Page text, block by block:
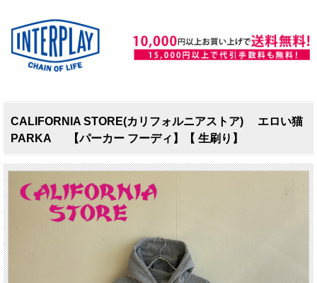
CALIFORNIA STORE(カリフォルニアストア) エロい猫
PARKA 【パーカー フーディ】【 生刷り】